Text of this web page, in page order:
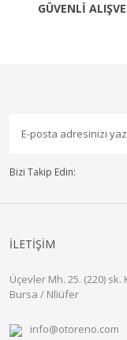
GÜVENLİ
Bizi Takip Edin:
İLETİŞİM
Üçevler Mh. 25. (220)
Bursa / Nliüfer
info@otoreno.com